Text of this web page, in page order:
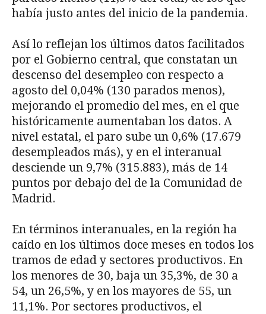
había justo antes del inicio de la pandemia.
Así lo reflejan los últimos datos facilitados
por el Gobierno central, que constatan un
descenso del desempleo con respecto a
agosto del 0,04% (130 parados menos),
mejorando el promedio del mes, en el que
históricamente aumentaban los datos. A
nivel estatal, el paro sube un 0,6% (17.679
desempleados más), y en el interanual
desciende un 9,7% (315.883), más de 14
puntos por debajo del de la Comunidad de
Madrid.
En términos interanuales, en la región ha
caído en los últimos doce meses en todos los
tramos de edad y sectores productivos. En
los menores de 30, baja un 35,3%, de 30 a
54, un 26,5%, y en los mayores de 55, un
11,1%. Por sectores productivos, el